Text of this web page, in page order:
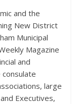
and the
New District
Municipal
Magazine
and
consulate
large
Executives,